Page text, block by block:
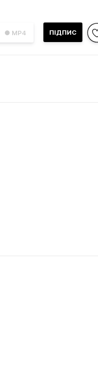
● MP4 ПІДПИС